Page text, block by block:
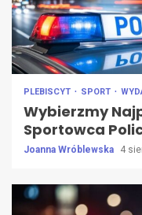
PLEBISCYT SPORT
Wybierzmy
Sportowca
Joanna Wróblewska 4